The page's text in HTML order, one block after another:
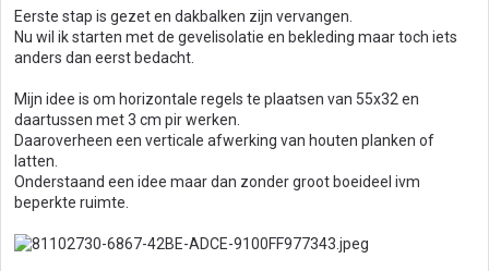
Eerste stap is gezet en dakbalken zijn vervangen.
Nu wil ik starten met de gevelisolatie en bekleding maar toch iets
anders dan eerst bedacht.
Mijn idee is om horizontale regels te plaatsen van 55x32 en
daartussen met 3 cm pir werken.
Daaroverheen een verticale afwerking van houten planken of
latten.
Onderstaand een idee maar dan zonder groot boeideel ivm
beperkte ruimte.